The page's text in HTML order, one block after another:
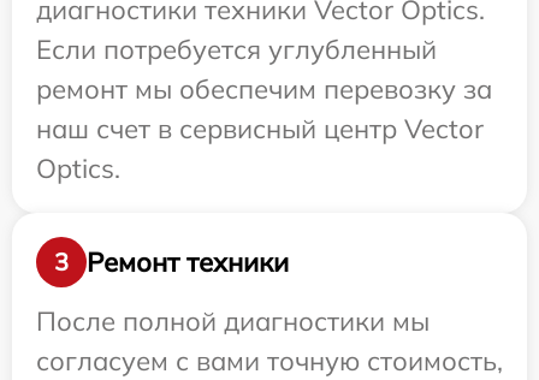
диагностики техники Vector Optics.
Если потребуется углубленный
ремонт мы обеспечим перевозку за
наш счет в сервисный центр Vector
Optics.
3
Ремонт техники
После полной диагностики мы
согласуем с вами точную стоимость,